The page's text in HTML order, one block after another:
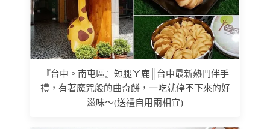
『台中。南屯區』短腿ㄚ鹿║台中最新熱門伴手
禮，有著魔咒般的曲奇餅，一吃就停不下來的好
滋味～(送禮自用兩相宜)